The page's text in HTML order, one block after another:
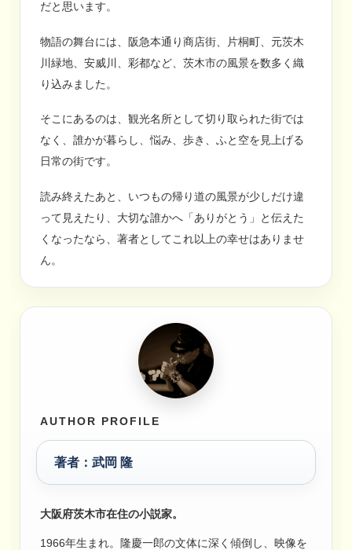
だと思います。
物語の舞台には、阪急本通り商店街、片桐町、元茨木
川緑地、安威川、彩都など、茨木市の風景を数多く織
り込みました。
そこにあるのは、観光名所として切り取られた街では
なく、誰かが暮らし、悩み、歩き、ふと空を見上げる
日常の街です。
読み終えたあと、いつもの帰り道の風景が少しだけ違
って見えたり、大切な誰かへ「ありがとう」と伝えた
くなったなら、著者としてこれ以上の幸せはありませ
ん。
AUTHOR PROFILE
著者：武岡 隆
大阪府茨木市在住の小説家。
1966年生まれ。隆慶一郎の文体に深く傾倒し、映像を